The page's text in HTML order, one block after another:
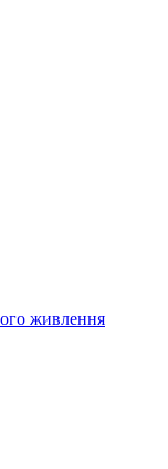
живлення